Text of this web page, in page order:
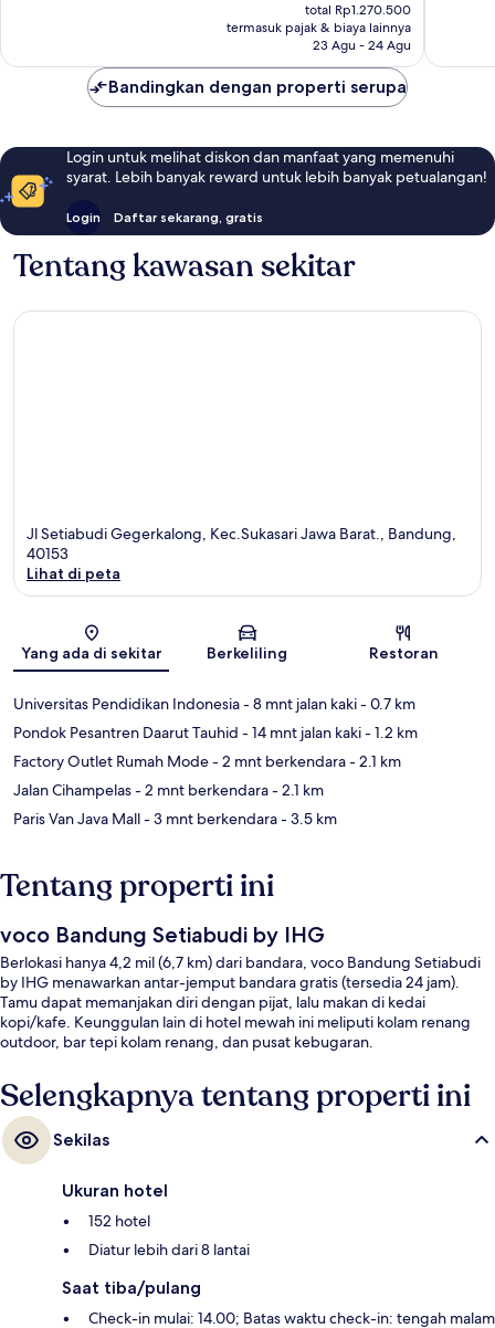
Rp1.050.000
total Rp1.270.500
termasuk pajak & biaya lainnya
23 Agu - 24 Agu
Bandingkan dengan properti serupa
Login untuk melihat diskon dan manfaat yang memenuhi
syarat. Lebih banyak reward untuk lebih banyak petualangan!
Login Daftar sekarang, gratis
Tentang kawasan sekitar
Jl Setiabudi Gegerkalong, Kec.Sukasari Jawa Barat., Bandung,
40153
Lihat di peta
Yang ada di sekitar Berkeliling Restoran
Universitas Pendidikan Indonesia- 8 mnt jalan kaki- 0.7 km
Pondok Pesantren Daarut Tauhid - 14 mnt jalan kaki- 1.2 km
Factory Outlet Rumah Mode- 2 mnt berkendara- 2.1 km
Jalan Cihampelas- 2 mnt berkendara- 2.1 km
Paris Van Java Mall- 3 mnt berkendara- 3.5 km
Tentang properti ini
voco Bandung Setiabudi by IHG
Berlokasi hanya 4,2 mil (6,7 km) dari bandara, voco Bandung Setiabudi
by IHG menawarkan antar-jemput bandara gratis (tersedia 24 jam).
Tamu dapat memanjakan diri dengan pijat, lalu makan di kedai
kopi/kafe. Keunggulan lain di hotel mewah ini meliputi kolam renang
outdoor, bar tepi kolam renang, dan pusat kebugaran.
Selengkapnya tentang properti ini
Sekilas
Ukuran hotel
152 hotel
Diatur lebih dari 8 lantai
Saat tiba/pulang
Check-in mulai: 14.00; Batas waktu check-in: tengah malam